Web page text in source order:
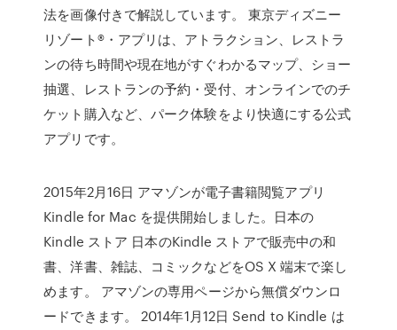
法を画像付きで解説しています。 東京ディズニー
リゾート®・アプリは、アトラクション、レストラ
ンの待ち時間や現在地がすぐわかるマップ、ショー
抽選、レストランの予約・受付、オンラインでのチ
ケット購入など、パーク体験をより快適にする公式
アプリです。
2015年2月16日 アマゾンが電子書籍閲覧アプリ
Kindle for Mac を提供開始しました。日本の
Kindle ストア 日本のKindle ストアで販売中の和
書、洋書、雑誌、コミックなどをOS X 端末で楽し
めます。 アマゾンの専用ページから無償ダウンロ
ードできます。 2014年1月12日 Send to Kindle は